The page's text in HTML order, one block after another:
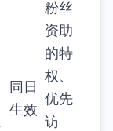
同日
生效
粉丝
资助
的特
权、
优先
访